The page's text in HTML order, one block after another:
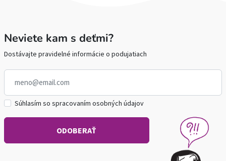
Neviete kam s deťmi?
Dostávajte pravidelné informácie o podujatiach
Súhlasím so spracovaním osobných údajov